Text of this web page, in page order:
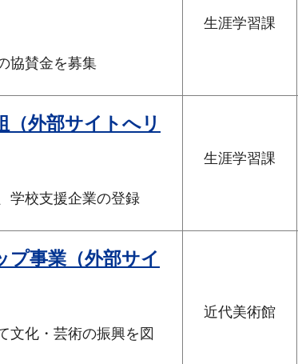
協賛金を募集
生涯学習課
（外部サイトへリ
学校支援企業の登録
生涯学習課
プ事業（外部サイ
文化・芸術の振興を図
近代美術館